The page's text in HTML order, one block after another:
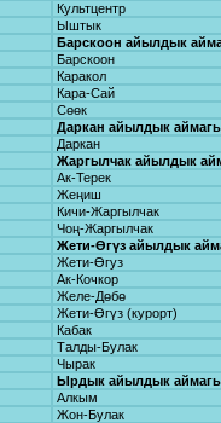
Культцентр
Ыштык
Барскоон айылдык
Барскоон
Каракол
Кара-Сай
Сөөк
Даркан айылдык
Даркан
Жаргылчак айылдык
Ак-Терек
Жеңиш
Кичи-Жаргылчак
Чоң-Жаргылчак
Жети-Өгүз айылдык
Жети-Өгуз
Ак-Кочкор
Желе-Дөбө
Жети-Өгүз (курорт)
Кабак
Талды-Булак
Чырак
Ырдык айылдык
Алкым
Жон-Булак